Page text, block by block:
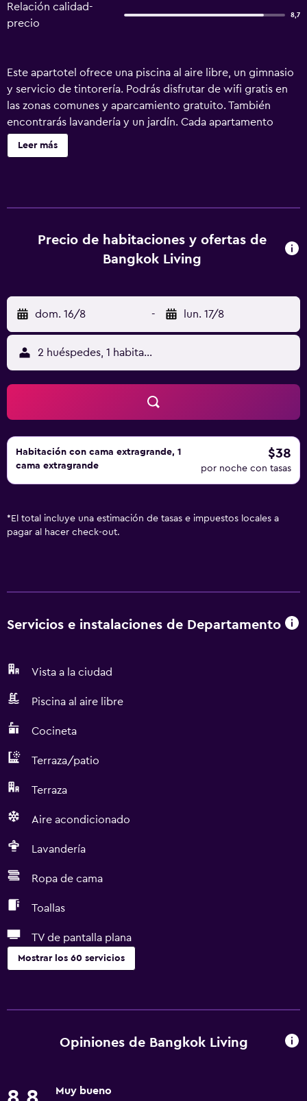
Relación calidad-
precio
8,7
Este apartotel ofrece una piscina al aire libre, un gimnasio
y servicio de tintorería. Podrás disfrutar de wifi gratis en
las zonas comunes y aparcamiento gratuito. También
encontrarás lavandería y un jardín. Cada apartamento
cuenta con cocina básica con frigorífico y microondas,
además de wifi gratis y televisión con canales por cable.
disponen de balcón. Se ofrece televisión por cable. En
este apartotel de 3 estrellas, los alojamientos incluyen
equipados con ducha. Este apartotel en Bangkok ofrece
acceso a Internet wifi gratis. Los servicios para las
personas de negocios incluyen escritorio y teléfono. Los
servicios de ocio y esparcimiento en este apartotel
incluyen una piscina al aire libre y gimnasio.
Leer más
Precio de habitaciones y ofertas de
Bangkok Living
dom. 16/8 - lun. 17/8
2 huéspedes, 1 habitación
Habitación con cama extragrande, 1
cama extragrande
$38
por noche con tasas
* El total incluye una estimación de tasas e impuestos locales a
pagar al hacer check-out.
Servicios e instalaciones de Departamento
Vista a la ciudad
Piscina al aire libre
Cocineta
Terraza/patio
Terraza
Aire acondicionado
Lavandería
Ropa de cama
Toallas
TV de pantalla plana
Mostrar los 60 servicios
Habitaciones familiares
Opiniones de Bangkok Living
Muy bueno